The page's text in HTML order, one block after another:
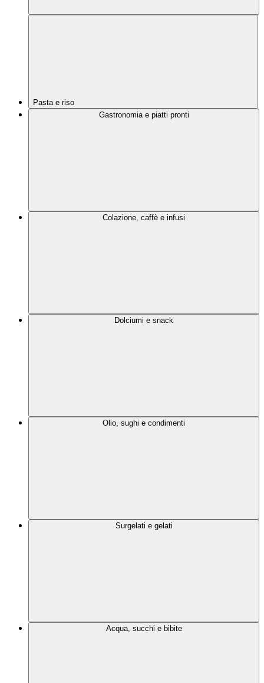
Pasta e riso
Gastronomia e piatti pronti
Colazione, caffè e infusi
Dolciumi e snack
Olio, sughi e condimenti
Surgelati e gelati
Acqua, succhi e bibite